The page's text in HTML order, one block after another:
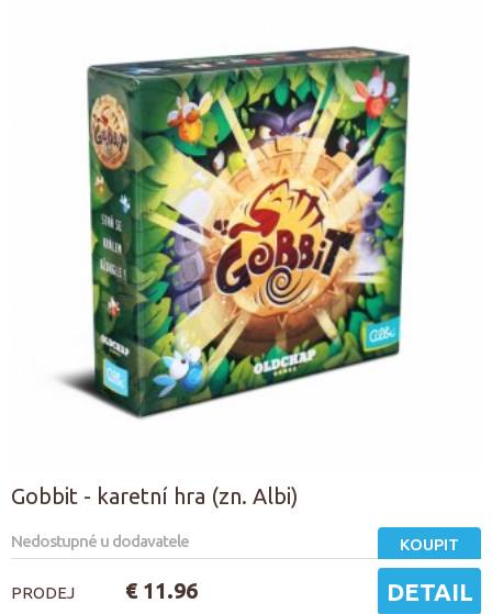
Gobbit - karetní hra (zn. Albi)
Nedostupné u dodavatele KOUPIT
PRODEJ € 11.96 DETAIL